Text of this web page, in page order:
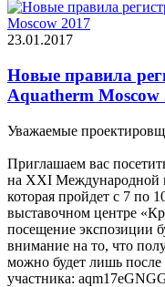
23.01.2017
Новые правила
Aquatherm Moscow
Уважаемые
Приглашаем вас
на ХХI Международной
которая пройдет с 7 по
выставочном центре
посещение экспозиции
внимание на то, что
можно будет лишь после
участника: